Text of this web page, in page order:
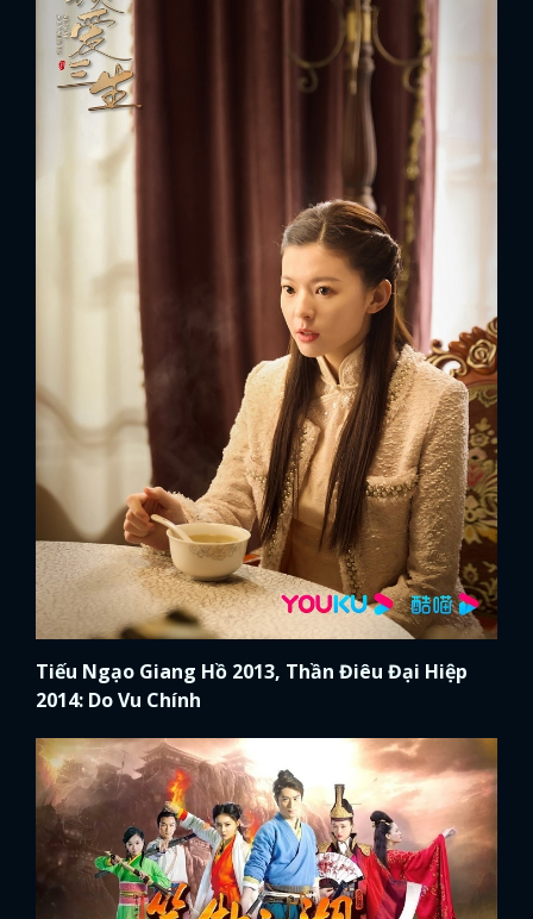
Tiếu Ngạo Giang Hồ 2013, Thần Điêu Đại Hiệp
2014: Do Vu Chính